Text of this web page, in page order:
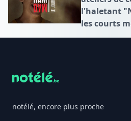
l'haletant
les courts
notélé, encore plus proche